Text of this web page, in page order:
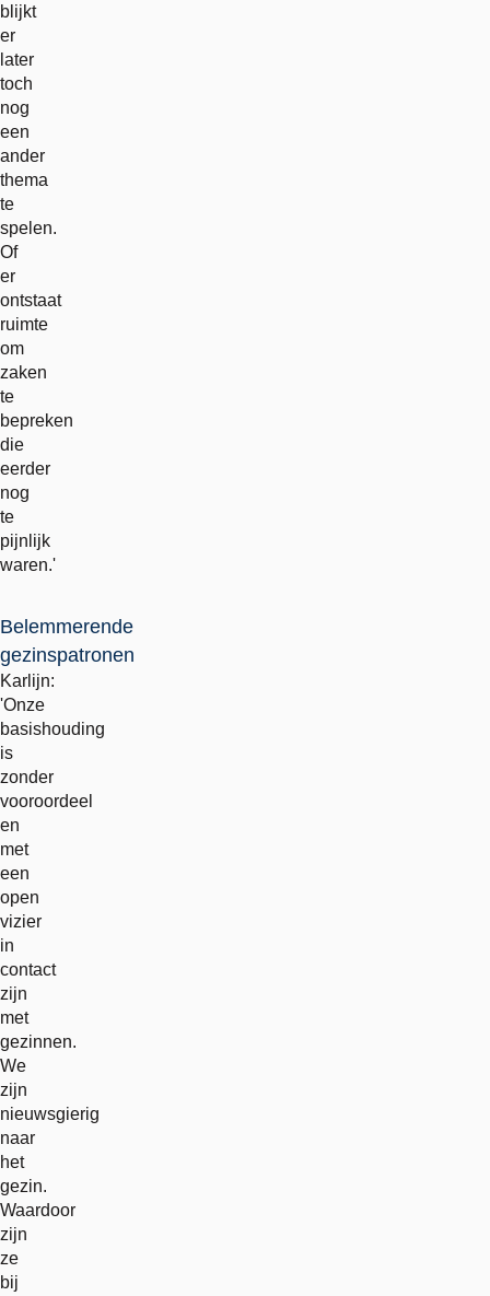
blijkt
er
later
toch
nog
een
ander
thema
te
spelen.
Of
er
ontstaat
ruimte
om
zaken
te
bepreken
die
eerder
nog
te
pijnlijk
waren.'
Belemmerende
gezinspatronen
Karlijn:
'Onze
basishouding
is
zonder
vooroordeel
en
met
een
open
vizier
in
contact
zijn
met
gezinnen.
We
zijn
nieuwsgierig
naar
het
gezin.
Waardoor
zijn
ze
bij